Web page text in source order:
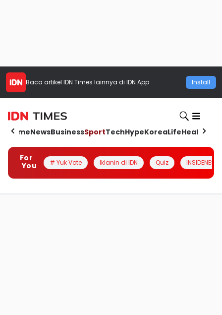
Baca artikel IDN Times lainnya di IDN App Install
HomeNewsBusinessSportTechHypeKoreaLifeHealth
For
You
# Yuk Vote Iklanin di IDN Quiz INSIDENESIA